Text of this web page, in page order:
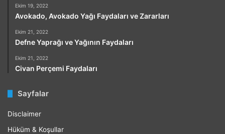
Ekim 19, 2022
Avokado, Avokado Yağı Faydaları ve Zararları
Ekim 21, 2022
Defne Yaprağı ve Yağının Faydaları
Ekim 21, 2022
Civan Perçemi Faydaları
Sayfalar
Disclaimer
Hüküm & Koşullar